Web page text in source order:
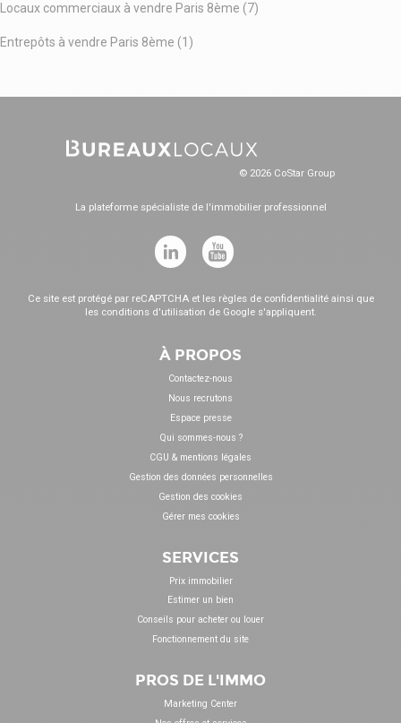
Locaux commerciaux à vendre Paris 8ème (7)
Entrepôts à vendre Paris 8ème (1)
© 2026 CoStar Group
La plateforme spécialiste de l'immobilier professionnel
Ce site est protégé par reCAPTCHA et les règles de confidentialitéainsi que
les conditions d'utilisation de Google s'appliquent.
À PROPOS
Contactez-nous
Nous recrutons
Espace presse
Qui sommes-nous ?
CGU & mentions légales
Gestion des données personnelles
Gestion des cookies
Gérer mes cookies
SERVICES
Prix immobilier
Estimer un bien
Conseils pour acheter ou louer
Fonctionnement du site
PROS DE L'IMMO
Marketing Center